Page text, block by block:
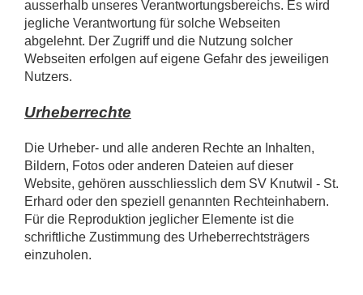
ausserhalb unseres Verantwortungsbereichs. Es wird
jegliche Verantwortung für solche Webseiten
abgelehnt. Der Zugriff und die Nutzung solcher
Webseiten erfolgen auf eigene Gefahr des jeweiligen
Nutzers.
Urheberrechte
Die Urheber- und alle anderen Rechte an Inhalten,
Bildern, Fotos oder anderen Dateien auf dieser
Website, gehören ausschliesslich dem SV Knutwil - St.
Erhard oder den speziell genannten Rechteinhabern.
Für die Reproduktion jeglicher Elemente ist die
schriftliche Zustimmung des Urheberrechtsträgers
einzuholen.